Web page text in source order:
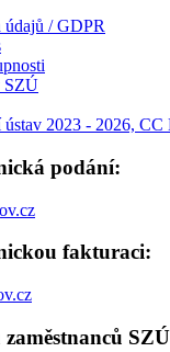
údajů / GDPR
SZÚ
2023 - 2026,
podání:
fakturaci: